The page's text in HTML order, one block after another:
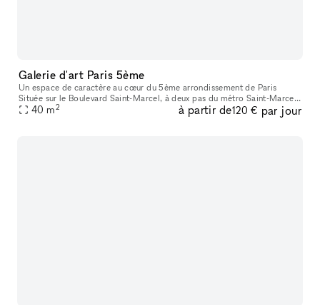
Galerie d'art Paris 5ème
Un espace de caractère au cœur du 5ème arrondissement de Paris
Située sur le Boulevard Saint-Marcel, à deux pas du métro Saint-Marcel
et à proximité immédiate de la Gare d'Austerlitz, la galerie Kur
40 m2 à partir de120 € par jour